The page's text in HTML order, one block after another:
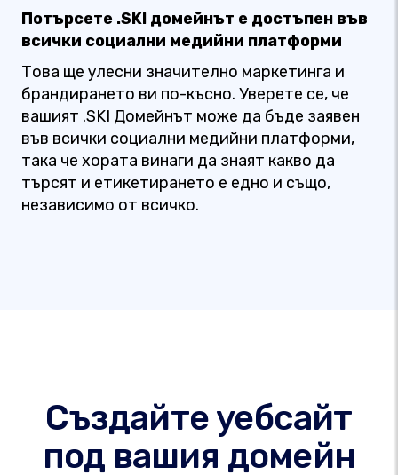
Потърсете .SKI домейнът е достъпен във
всички социални медийни платформи
Това ще улесни значително маркетинга и
брандирането ви по-късно. Уверете се, че
вашият .SKI Домейнът може да бъде заявен
във всички социални медийни платформи,
така че хората винаги да знаят какво да
търсят и етикетирането е едно и също,
независимо от всичко.
Създайте уебсайт
под вашия домейн